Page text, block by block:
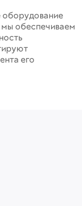
обеспечиваем
его